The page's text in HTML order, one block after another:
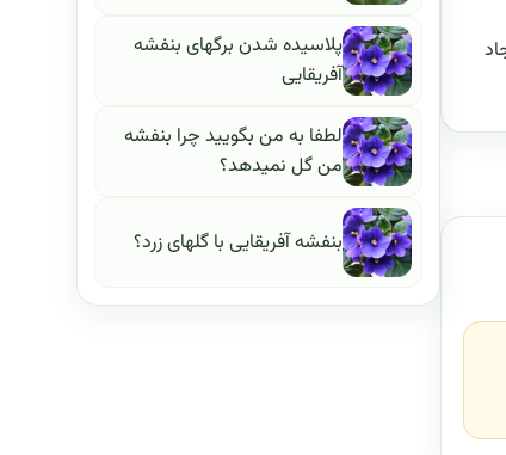
پلاسیده شدن برگهای بنفشه
آفریقایی
لطفا به من بگویید چرا بنفشه
من گل نمیدهد؟
بنفشه آفریقایی با گلهای زرد؟